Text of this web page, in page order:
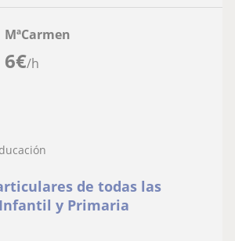
6€/h
MªCarmen
de todas las
y Primaria